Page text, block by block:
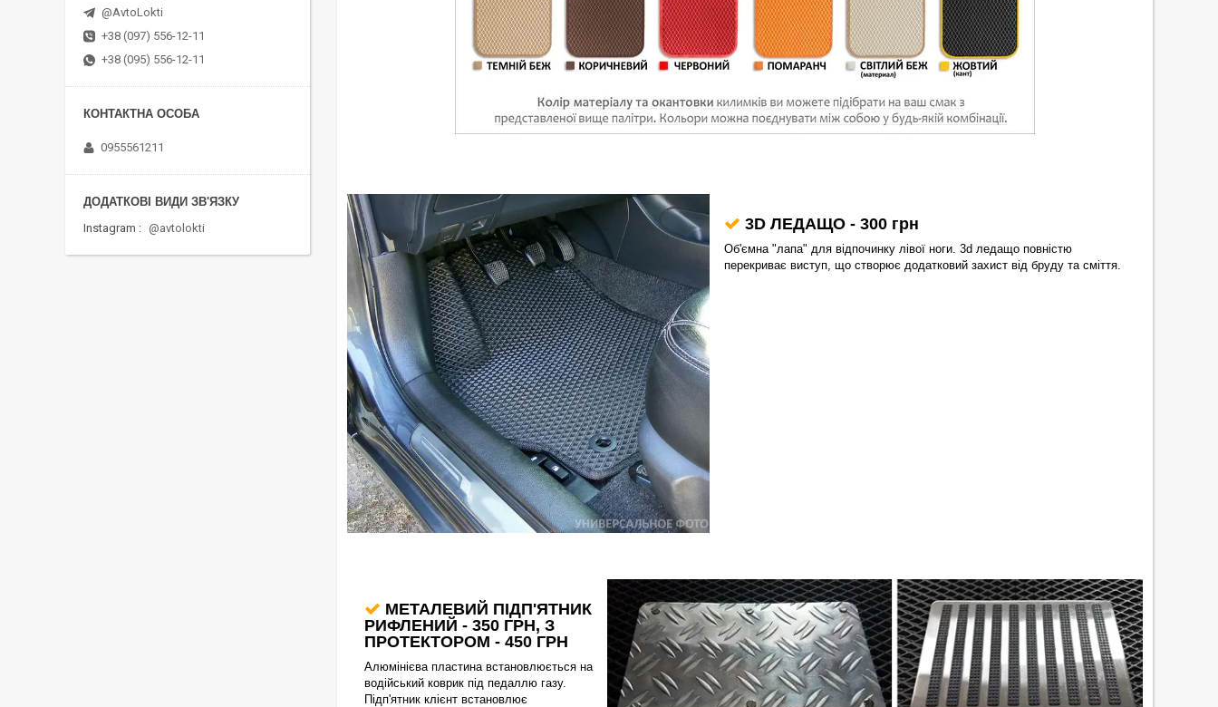
3D ЛЕДАЩО - 300 грн
Об'ємна "лапа" для відпочинку лівої ноги. 3d ледащо повністю
перекриває виступ, що створює додатковий захист від бруду та сміття.
МЕТАЛЕВИЙ ПІДП'ЯТНИК
РИФЛЕНИЙ - 350 ГРН, З
ПРОТЕКТОРОМ - 450 ГРН
Алюмінієва пластина встановлюється на
водійський коврик під педаллю газу.
Підп'ятник клієнт встановлює
@AvtoLokti
+38 (097) 556-12-11
+38 (095) 556-12-11
0955561211
Instagram @avtolokti